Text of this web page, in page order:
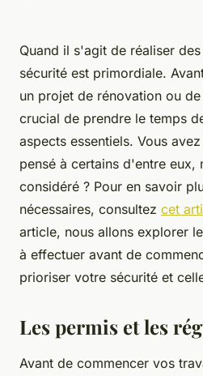
Quand il s'agit de réaliser
sécurité est primordiale.
un projet de rénovation ou
crucial de prendre le temps
aspects essentiels. Vous
pensé à certains d'entre eux,
considéré ? Pour en savoir
nécessaires, consultez cet
article, nous allons explorer
à effectuer avant de
prioriser votre sécurité et
Les permis et les
Avant de commencer vos